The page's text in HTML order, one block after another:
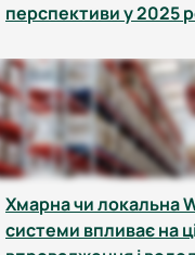
перспективи у 2025
Хмарна чи локальна
системи впливає на